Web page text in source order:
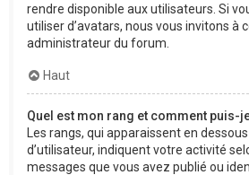
rendre disponible aux utilisateurs. Si
utiliser d’avatars, nous vous invitons à
administrateur du forum.
Haut
Quel est mon rang et comment puis-
Les rangs, qui apparaissent en
d’utilisateur, indiquent votre activité
messages que vous avez publié ou